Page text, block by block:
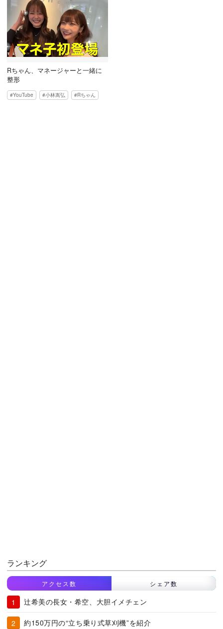
Rちゃん、マネージャーと一緒に
整形
YouTube 小林嵩弘 Rちゃん
ランキング
アクセス数 シェア数
辻希美の長女・希空、大胆イメチェン
約150万円の“立ち乗り式草刈機”を紹介